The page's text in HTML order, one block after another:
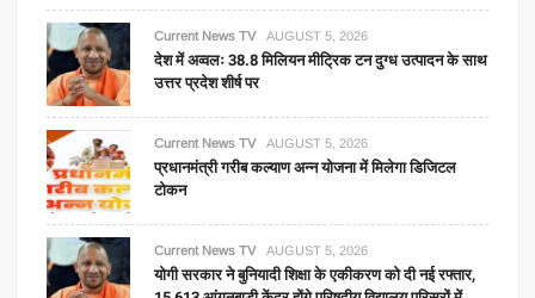
जारी
मेनिफेस्टो
Current News TV AUGUST 5, 2026
देश में अव्वलः 38.8 मिलियन मीट्रिक टन दुग्ध उत्पादन के साथ
उत्तर प्रदेश शीर्ष पर
Current News TV AUGUST 5, 2026
प्रधानमंत्री गरीब कल्याण अन्न योजना में मिलेगा डिजिटल
टोकन
Current News TV AUGUST 5, 2026
योगी सरकार ने बुनियादी शिक्षा के एकीकरण को दी नई रफ्तार,